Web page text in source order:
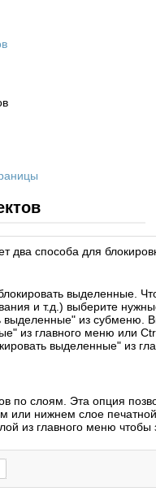
два способа для
выделенные.
и т.д.) выберите
выделенные" из субменю.
из главного меню или
выделенные" из
по слоям. Эта опция
или нижнем слое
из главного меню чтобы